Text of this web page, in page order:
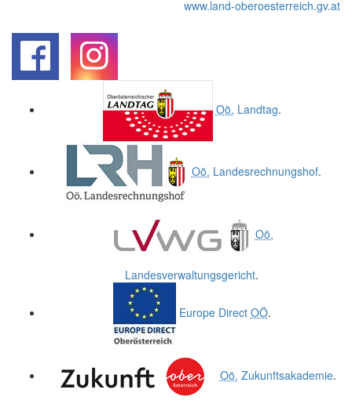
www.land-oberoesterreich.gv.at
Oö. Landtag.
Oö. Landesrechnungshof.
Oö.
Landesverwaltungsgericht.
Europe Direct OÖ.
Oö. Zukunftsakademie.